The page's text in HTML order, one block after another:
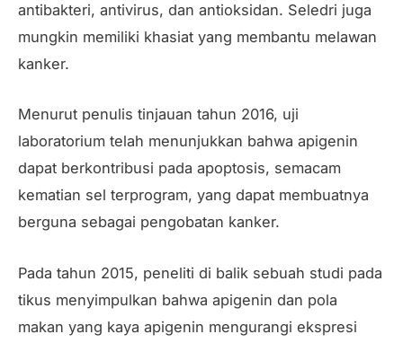
antibakteri, antivirus, dan antioksidan. Seledri juga
mungkin memiliki khasiat yang membantu melawan
kanker.
Menurut penulis tinjauan tahun 2016, uji
laboratorium telah menunjukkan bahwa apigenin
dapat berkontribusi pada apoptosis, semacam
kematian sel terprogram, yang dapat membuatnya
berguna sebagai pengobatan kanker.
Pada tahun 2015, peneliti di balik sebuah studi pada
tikus menyimpulkan bahwa apigenin dan pola
makan yang kaya apigenin mengurangi ekspresi